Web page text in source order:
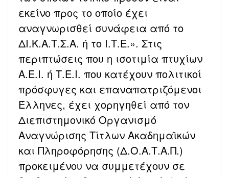
εκείνο προς το οποίο έχει
αναγνωρισθεί συνάφεια από το
ΔΙ.Κ.Α.Τ.Σ.Α. ή το Ι.Τ.Ε.». Στις
περιπτώσεις που η ισοτιμία πτυχίων
Α.Ε.Ι. ή Τ.Ε.Ι. που κατέχουν πολιτικοί
πρόσφυγες και επαναπατριζόμενοι
Έλληνες, έχει χορηγηθεί από τον
Διεπιστημονικό Οργανισμό
Αναγνώρισης Τίτλων Ακαδημαϊκών
και Πληροφόρησης (Δ.Ο.Α.Τ.Α.Π.)
προκειμένου να συμμετέχουν σε